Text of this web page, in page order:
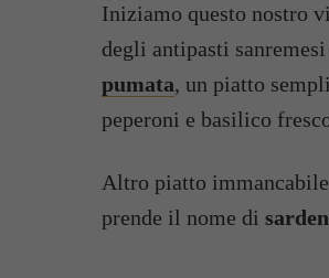
Iniziamo questo nostro
degli antipasti
pumata, un piatto
peperoni e basilico
Altro piatto
prende il nome di